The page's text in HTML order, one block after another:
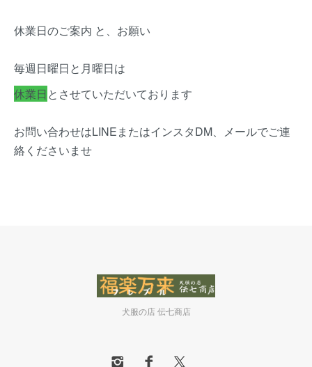
休業日のご案内 と、お願い
毎週日曜日と月曜日は
休業日 とさせていただいております
お問い合わせはLINEまたはインスタDM、メールでご連
絡くださいませ
犬服の店 伝七商店